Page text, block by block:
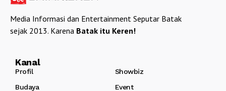
Media Informasi dan Entertainment Seputar Batak
sejak 2013. Karena Batak itu Keren!
Kanal
Profil
Showbiz
Budaya
Event